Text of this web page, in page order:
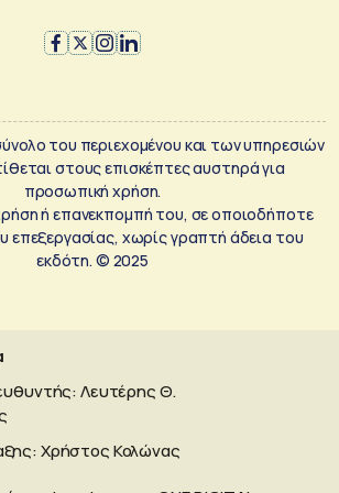
του περιεχομένου και των υπηρεσιών
στους επισκέπτες αυστηρά για
προσωπική χρήση.
ή επανεκπομπή του, σε οποιοδήποτε
επεξεργασίας, χωρίς γραπτή άδεια του
εκδότη. © 2025
Λευτέρης Θ.
Χρήστος Κολώνας